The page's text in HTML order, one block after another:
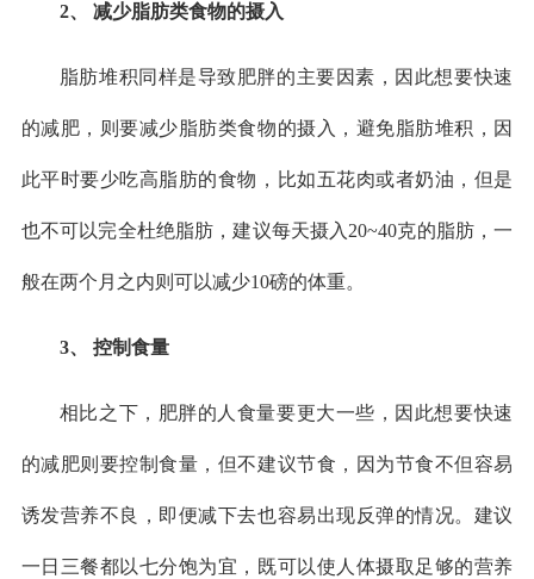
2、 减少脂肪类食物的摄入
脂肪堆积同样是导致肥胖的主要因素，因此想要快速
的减肥，则要减少脂肪类食物的摄入，避免脂肪堆积，因
此平时要少吃高脂肪的食物，比如五花肉或者奶油，但是
也不可以完全杜绝脂肪，建议每天摄入20~40克的脂肪，一
般在两个月之内则可以减少10磅的体重。
3、 控制食量
相比之下，肥胖的人食量要更大一些，因此想要快速
的减肥则要控制食量，但不建议节食，因为节食不但容易
诱发营养不良，即便减下去也容易出现反弹的情况。建议
一日三餐都以七分饱为宜，既可以使人体摄取足够的营养